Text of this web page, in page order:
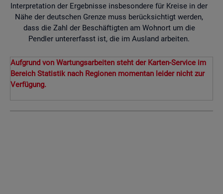
Interpretation der Ergebnisse insbesondere für Kreise in der
Nähe der deutschen Grenze muss berücksichtigt werden,
dass die Zahl der Beschäftigten am Wohnort um die
Pendler untererfasst ist, die im Ausland arbeiten.
Aufgrund von Wartungsarbeiten steht der Karten-Service im
Bereich Statistik nach Regionen momentan leider nicht zur
Verfügung.